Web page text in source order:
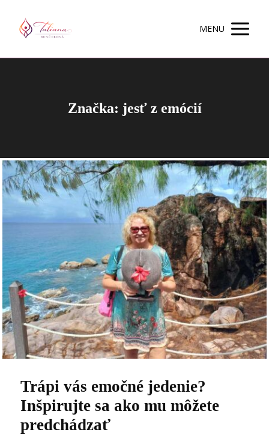
MENU
Značka: jesť z emócií
Trápi vás emočné jedenie?
Inšpirujte sa ako mu môžete
predchádzať